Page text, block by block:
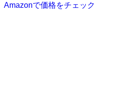
Amazonで価格をチェック